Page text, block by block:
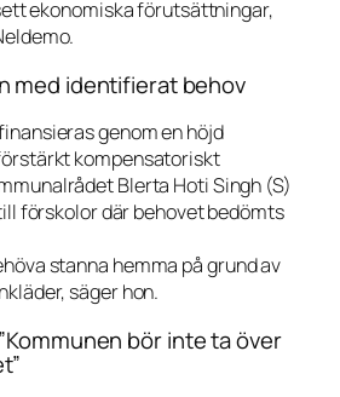
ekonomiska förutsättningar,
med identifierat behov
genom en höjd
kompensatoriskt
Blerta Hoti Singh (S)
förskolor där behovet bedömts
stanna hemma på grund av
säger hon.
bör inte ta över